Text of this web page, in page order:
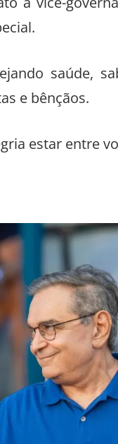
a vice-
saúde,
e bênçãos.
estar entre